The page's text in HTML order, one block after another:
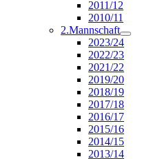
2011/12
2010/11
2.Mannschaft
2023/24
2022/23
2021/22
2019/20
2018/19
2017/18
2016/17
2015/16
2014/15
2013/14